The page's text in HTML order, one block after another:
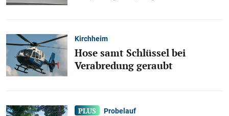
Kirchheim
Hose samt Schlüssel bei
Verabredung geraubt
Probelauf